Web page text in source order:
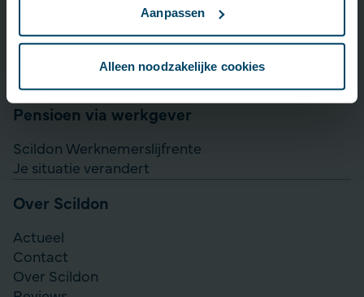
Aanpassen
Alleen noodzakelijke cookies
Direct Ingaande Lijfrente
Pensioen via werkgever
Scildon Werknemerslijfrente
Je situatie verandert
Over Scildon
Actueel
Contact
Over Scildon